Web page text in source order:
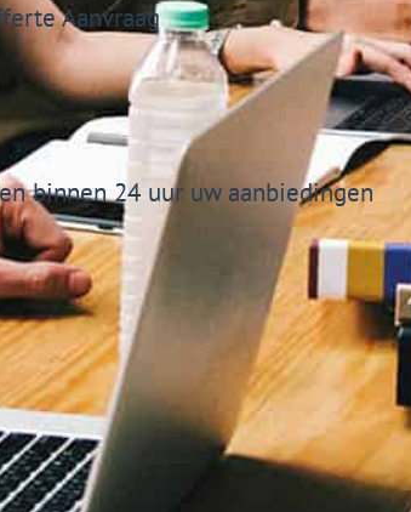
Aanvraag
binnen 24 uur uw aanbiedingen